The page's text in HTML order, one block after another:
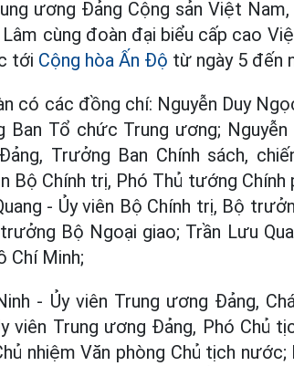
ương Đảng Cộng sản Việt
cùng đoàn đại biểu cấp cao
tới Cộng hòa Ấn Độ từ ngày 5 đến
có các đồng chí: Nguyễn Duy
Ban Tổ chức Trung ương;
Trưởng Ban Chính sách,
Bộ Chính trị, Phó Thủ tướng
- Ủy viên Bộ Chính trị, Bộ
Bộ Ngoại giao; Trần Lưu
Chí Minh;
- Ủy viên Trung ương Đảng,
viên Trung ương Đảng, Phó Chủ
nhiệm Văn phòng Chủ tịch